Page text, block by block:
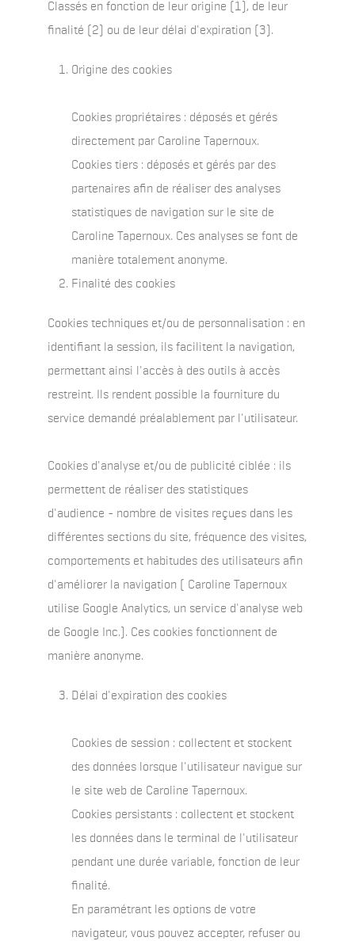
Classés en fonction de leur origine (1), de leur
finalité (2) ou de leur délai d'expiration (3).
Origine des cookies
Cookies propriétaires : déposés et gérés
directement par Caroline Tapernoux.
Cookies tiers : déposés et gérés par des
partenaires afin de réaliser des analyses
statistiques de navigation sur le site de
Caroline Tapernoux. Ces analyses se font de
manière totalement anonyme.
Finalité des cookies
Cookies techniques et/ou de personnalisation : en
identifiant la session, ils facilitent la navigation,
permettant ainsi l'accès à des outils à accès
restreint. Ils rendent possible la fourniture du
service demandé préalablement par l'utilisateur.
Cookies d'analyse et/ou de publicité ciblée : ils
permettent de réaliser des statistiques
d'audience - nombre de visites reçues dans les
différentes sections du site, fréquence des visites,
comportements et habitudes des utilisateurs afin
d'améliorer la navigation ( Caroline Tapernoux
utilise Google Analytics, un service d'analyse web
de Google Inc.). Ces cookies fonctionnent de
manière anonyme.
Délai d'expiration des cookies
Cookies de session : collectent et stockent
des données lorsque l'utilisateur navigue sur
le site web de Caroline Tapernoux.
Cookies persistants : collectent et stockent
les données dans le terminal de l'utilisateur
pendant une durée variable, fonction de leur
finalité.
En paramétrant les options de votre
navigateur, vous pouvez accepter, refuser ou